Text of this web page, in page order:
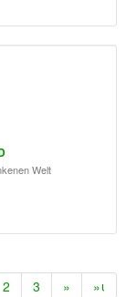
Welt
2 3 » »ι